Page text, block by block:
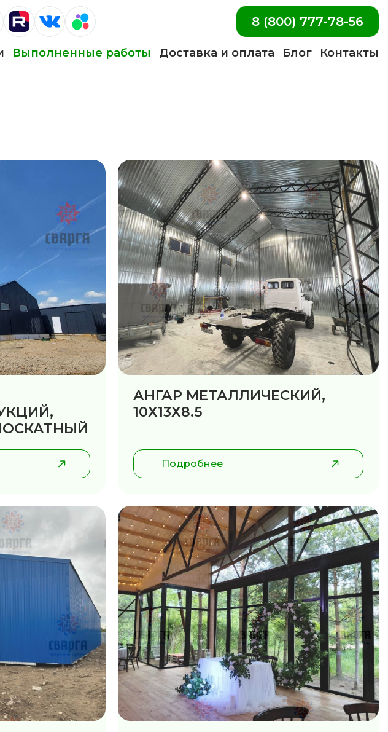
8 (800) 777-78-56
Выполненные работы Доставка и оплата Блог Контакты
АНГАР МЕТАЛЛИЧЕСКИЙ,
10Х13Х8.5
Подробнее